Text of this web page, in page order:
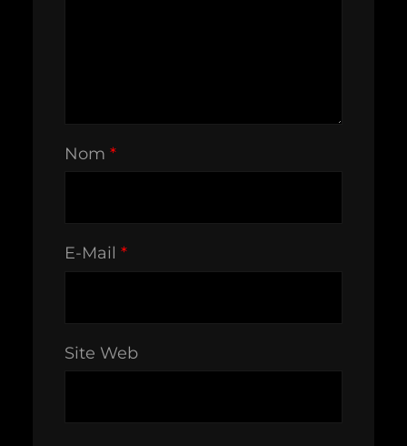
Nom *
E-Mail *
Site Web